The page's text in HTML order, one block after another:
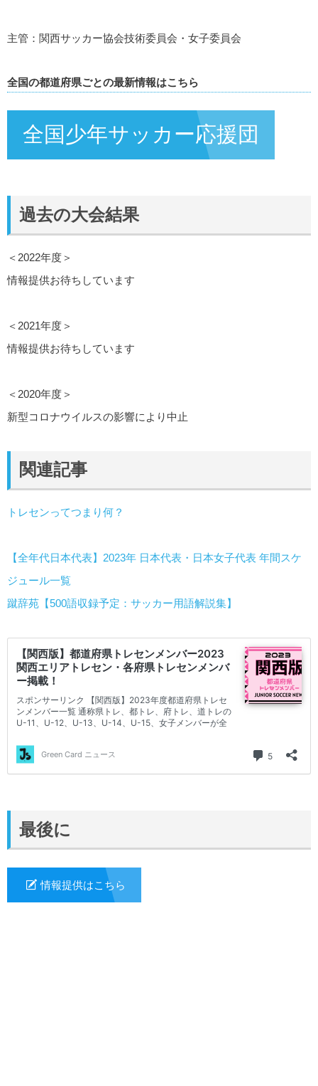
主管：関西サッカー協会技術委員会・女子委員会
全国の都道府県ごとの最新情報はこちら
全国少年サッカー応援団
過去の大会結果
＜2022年度＞
情報提供お待ちしています
＜2021年度＞
情報提供お待ちしています
＜2020年度＞
新型コロナウイルスの影響により中止
関連記事
トレセンってつまり何？
【全年代日本代表】2023年 日本代表・日本女子代表 年間スケ
ジュール一覧
蹴辞苑【500語収録予定：サッカー用語解説集】
最後に
情報提供はこちら